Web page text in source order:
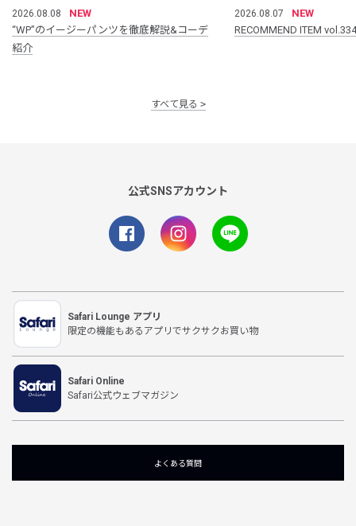
2026.08.08
NEW
“WP”のイージーパンツを徹底解説&コーデ
紹介
2026.08.07
NEW
RECOMMEND ITEM vol.334
すべて見る
公式SNSアカウント
Safari Lounge アプリ
限定の機能もあるアプリでサクサクお買い物
Safari Online
Safari公式ウェブマガジン
よくある質問